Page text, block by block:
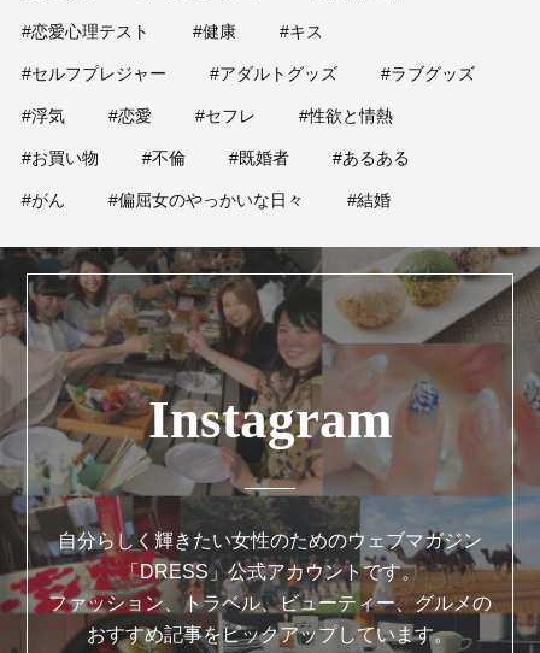
#恋愛心理テスト #健康 #キス
#セルフプレジャー #アダルトグッズ #ラブグッズ
#浮気 #恋愛 #セフレ #性欲と情熱
#お買い物 #不倫 #既婚者 #あるある
#がん #偏屈女のやっかいな日々 #結婚
Instagram
自分らしく輝きたい女性のためのウェブマガジン
「DRESS」公式アカウントです。
ファッション、トラベル、ビューティー、グルメの
おすすめ記事をピックアップしています。